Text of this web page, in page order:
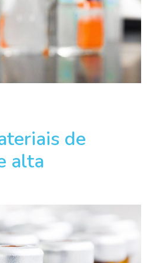
de
alta